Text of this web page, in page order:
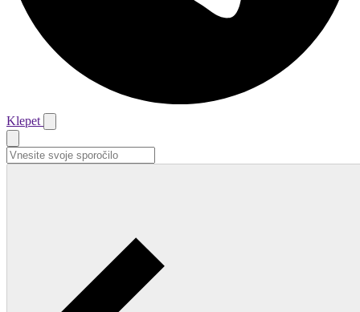
Klepet